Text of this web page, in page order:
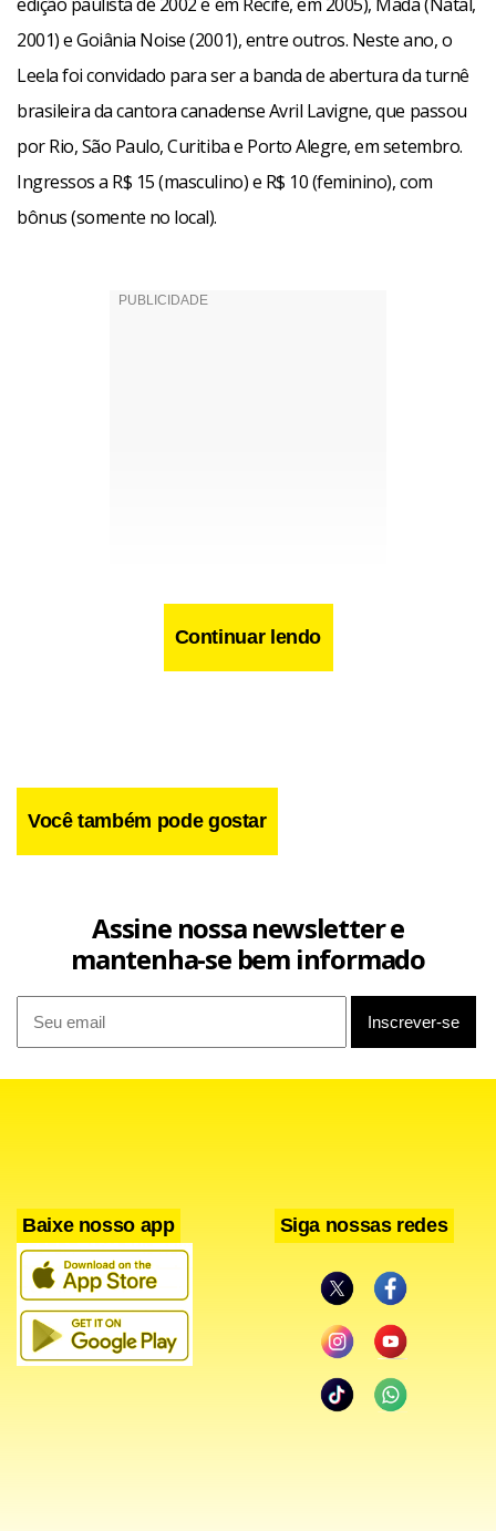
2001) e Goiânia Noise (2001), entre outros. Neste ano, o
Leela foi convidado para ser a banda de abertura da turnê
brasileira da cantora canadense Avril Lavigne, que passou
por Rio, São Paulo, Curitiba e Porto Alegre, em setembro.
Ingressos a R$ 15 (masculino) e R$ 10 (feminino), com
bônus (somente no local).
Continuar lendo
Você também pode gostar
Assine nossa newsletter e
mantenha-se bem informado
Baixe nosso app Siga nossas redes